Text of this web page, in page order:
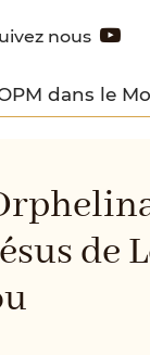
nous
dans le
de